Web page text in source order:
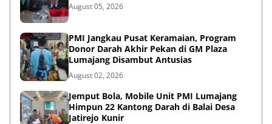
August 05, 2026
PMI Jangkau Pusat Keramaian, Program
Donor Darah Akhir Pekan di GM Plaza
Lumajang Disambut Antusias
August 02, 2026
Jemput Bola, Mobile Unit PMI Lumajang
Himpun 22 Kantong Darah di Balai Desa
Jatirejo Kunir